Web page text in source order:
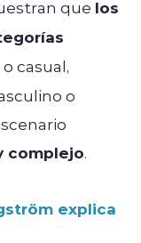
que los
casual,
o
complejo.
explica